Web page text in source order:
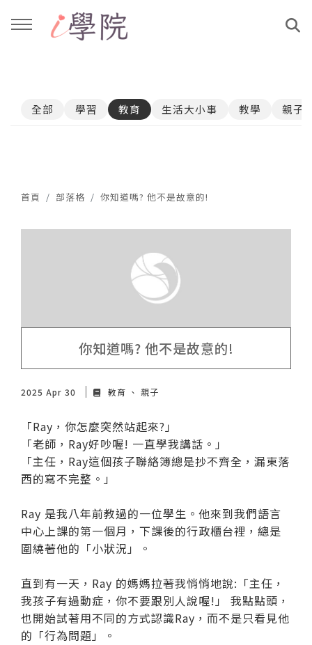
課程介紹
親子共學
公益講座
文章與影音作品
YouTube
媒體報導
全部 學習 教育 生活大小事 教學 親子
首頁 部落格 你知道嗎? 他不是故意的!
你知道嗎? 他不是故意的!
2025 Apr 30 教育 親子
「Ray，你怎麼突然站起來?」
「老師，Ray好吵喔! 一直學我講話。」
「主任，Ray這個孩子聯絡簿總是抄不齊全，漏東落
西的寫不完整。」
Ray 是我八年前教過的一位學生。他來到我們語言
中心上課的第一個月，下課後的行政櫃台裡，總是
圍繞著他的「小狀況」。
直到有一天，Ray 的媽媽拉著我悄悄地說:「主任，
我孩子有過動症，你不要跟別人說喔!」 我點點頭，
也開始試著用不同的方式認識Ray，而不是只看見他
的「行為問題」。